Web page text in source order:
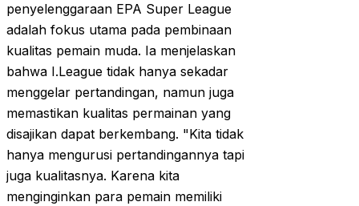
penyelenggaraan EPA Super League
adalah fokus utama pada pembinaan
kualitas pemain muda. Ia menjelaskan
bahwa I.League tidak hanya sekadar
menggelar pertandingan, namun juga
memastikan kualitas permainan yang
disajikan dapat berkembang. "Kita tidak
hanya mengurusi pertandingannya tapi
juga kualitasnya. Karena kita
menginginkan para pemain memiliki